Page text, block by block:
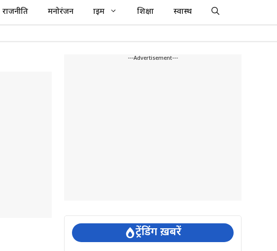
राजनीति मनोरंजन क्राइम शिक्षा स्वास्थ
---Advertisement---
ट्रेंडिंग ख़बरें